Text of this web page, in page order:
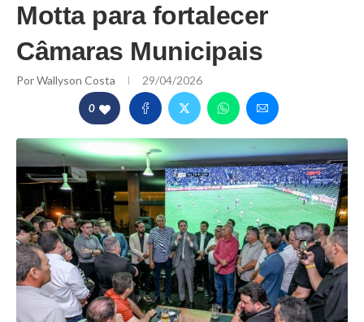
Motta para fortalecer
Câmaras Municipais
PorWallyson Costa 29/04/2026
0